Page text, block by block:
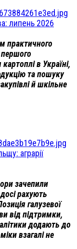
липень 2026
практичного
в Україні,
та пошуку
й шкільне
аграрії
зачепили
рахують
галузевої
від підтримки,
додають до
взагалі не